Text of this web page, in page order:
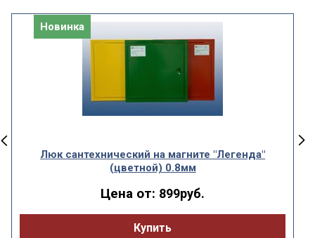
Новинка
Люк сантехнический на магните "Легенда"
(цветной) 0.8мм
Цена от: 899руб.
Купить